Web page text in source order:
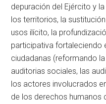
depuración del Ejército y
los territorios, la
usos ilícito, la
participativa fortaleciendo
ciudadanas (reformando
auditorias sociales, las
los actores involucrados
de los derechos